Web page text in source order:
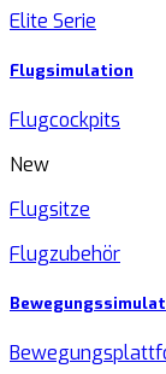
Elite Serie
Flugsimulation
Flugcockpits
New
Flugsitze
Flugzubehör